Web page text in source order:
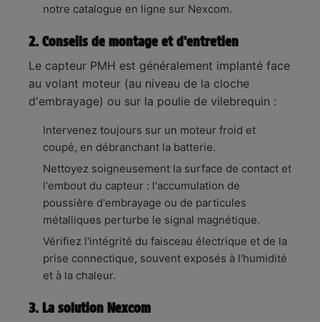
notre catalogue en ligne sur Nexcom.
2. Conseils de montage et d'entretien
Le capteur PMH est généralement implanté face
au volant moteur (au niveau de la cloche
d'embrayage) ou sur la poulie de vilebrequin :
Intervenez toujours sur un moteur froid et
coupé, en débranchant la batterie.
Nettoyez soigneusement la surface de contact et
l'embout du capteur : l'accumulation de
poussière d'embrayage ou de particules
métalliques perturbe le signal magnétique.
Vérifiez l'intégrité du faisceau électrique et de la
prise connectique, souvent exposés à l'humidité
et à la chaleur.
3. La solution Nexcom